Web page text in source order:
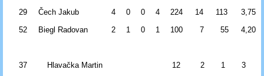
29
Čech Jakub 4 0 0 4 224 14 113
3,75
52
Biegl Radovan 2 1 0 1 100 7 55 4,20
37 Hlavačka Martin 12 2 1 3